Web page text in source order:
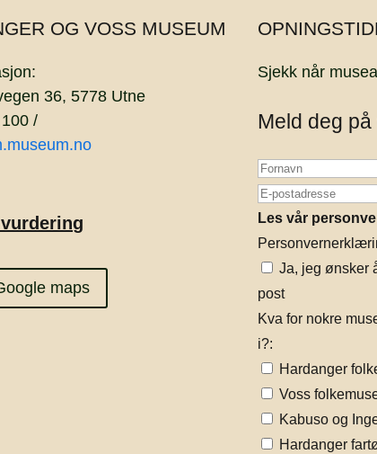
OG VOSS MUSEUM
36, 5778 Utne
/
maps
Sjekk når
Meld deg
Les vår
Ja, jeg ønsker
post
Kva for nokre
i?:
Hardanger
Voss
Kabuso og
Hardanger